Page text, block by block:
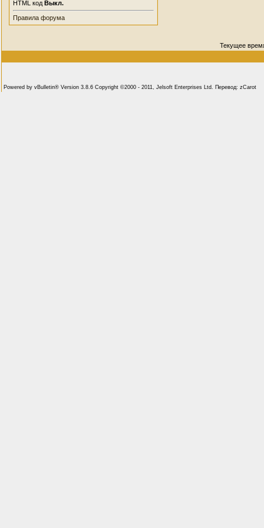
HTML код Выкл.
Правила форума
Текущее
Powered by vBulletin® Version 3.8.6 Copyright ©2000 - 2011, Jelsoft Enterprises Ltd. Перевод: zCarot